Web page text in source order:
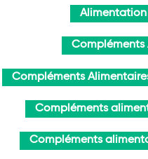
Compléments
Compléments
Compléments
Compléments